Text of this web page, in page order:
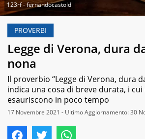
123rf - fernandocastoldi
PROVERBI
Legge di Verona, dura
nona
Il proverbio “Legge di Verona, dura
indica una cosa di breve durata, i
esauriscono in poco tempo
17 Novembre 2021 - Ultimo Aggiornamento: 30